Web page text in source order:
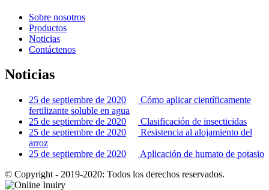
Sobre nosotros
Productos
Noticias
Contáctenos
Noticias
25 de septiembre de 2020
Cómo aplicar científicamente
fertilizante soluble en agua
25 de septiembre de 2020
Clasificación de insecticidas
25 de septiembre de 2020
Resistencia al alojamiento del
arroz
25 de septiembre de 2020
Aplicación de humato de potasio
© Copyright - 2019-2020: Todos los derechos reservados.